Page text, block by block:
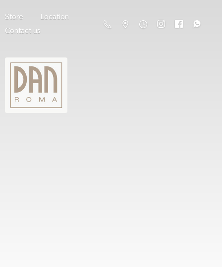
Store
Location
Contact us